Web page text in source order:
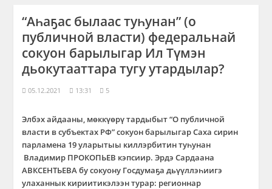
“Аһаҕас былаас туһунан” (о
публичной власти) федеральнай
сокуон барылыгар Ил Түмэн
дьокутааттара тугу утардылар?
05.12.2021 13:31 5
Элбэх айдааны, мөккүөрү тардыбыт “О публичной
власти в субъектах РФ” сокуон барылыгар Саха сирин
парламена 19 уларытыы киллэрбитин туһунан
Владимир ПРОКОПЬЕВ кэпсиир. Эрдэ Сардаана
АВКСЕНТЬЕВА бу сокуону Госдумаҕа дьүүллэһиигэ
улаханнык кириитикэлээн турар: регионнар